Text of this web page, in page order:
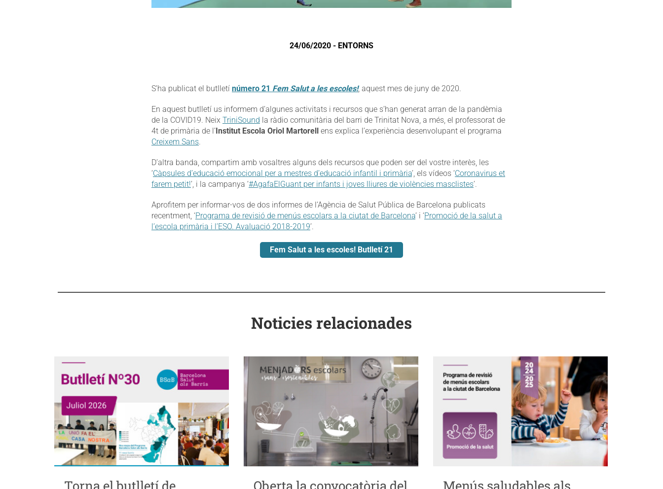
24/06/2020 - ENTORNS
S’ha publicat el butlletí número 21 Fem Salut a les escoles!, aquest mes de juny de 2020.
En aquest butlletí us informem d’algunes activitats i recursos que s’han generat arran de la pandèmia
de la COVID19. Neix TriniSound la ràdio comunitària del barri de Trinitat Nova, a més, el professorat de
4t de primària de l’Institut Escola Oriol Martorell ens explica l’experiència desenvolupant el programa
Creixem Sans.
D’altra banda, compartim amb vosaltres alguns dels recursos que poden ser del vostre interès, les
‘Càpsules d’educació emocional per a mestres d’educació infantil i primària’, els vídeos ‘Coronavirus et
farem petit!’, i la campanya ‘#AgafaElGuant per infants i joves lliures de violències masclistes’.
Aprofitem per informar-vos de dos informes de l’Agència de Salut Pública de Barcelona publicats
recentment, ‘Programa de revisió de menús escolars a la ciutat de Barcelona’ i ‘Promoció de la salut a
l’escola primària i l’ESO. Avaluació 2018-2019’.
Fem Salut a les escoles! Butlletí 21
Noticies relacionades
Torna el butlletí de
Oberta la convocatòria del
Menús saludables als